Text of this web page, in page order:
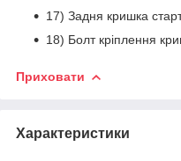
17) Задня кришка
18) Болт кріплення
Приховати
Характеристики